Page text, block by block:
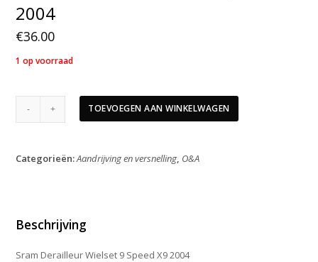
2004
€36.00
1 op voorraad
Derailleur
Speed
TOEVOEGEN AAN WINKELWAGEN
Categorieën:Aandrijving en versnelling, O&A
Beschrijving
Sram Derailleur Wielset 9 Speed X9 2004